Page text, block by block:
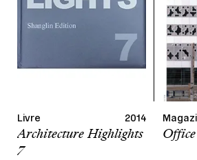
Livre 2014
Architecture Highlights
7